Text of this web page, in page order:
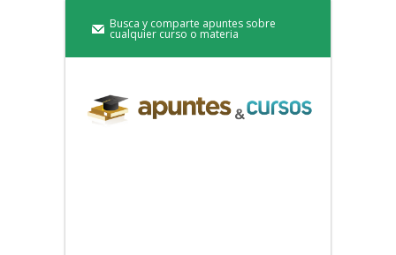
Busca y comparte apuntes sobre
cualquier curso o materia